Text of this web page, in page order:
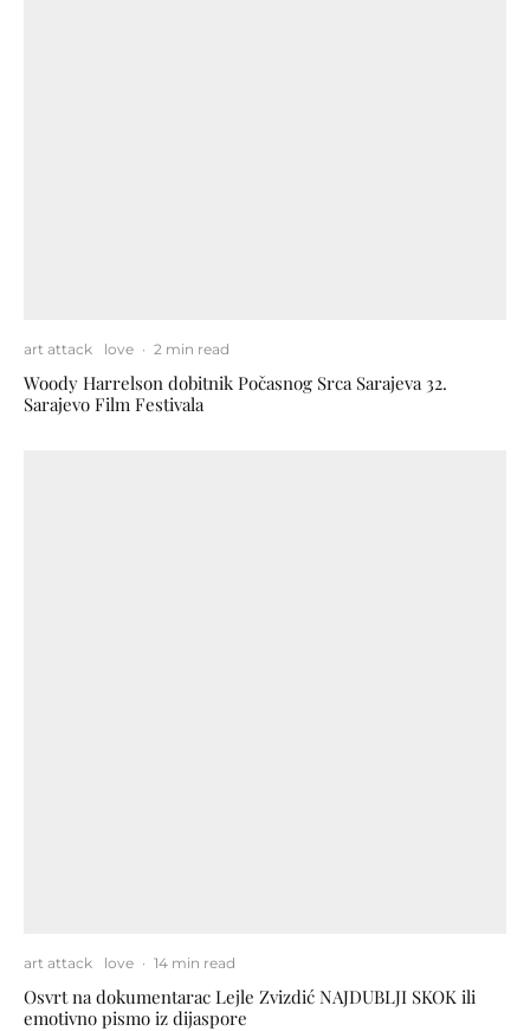
art attack love · 2 min read
Woody Harrelson dobitnik Počasnog Srca Sarajeva 32.
Sarajevo Film Festivala
art attack love · 14 min read
Osvrt na dokumentarac Lejle Zvizdić NAJDUBLJI SKOK ili
emotivno pismo iz dijaspore